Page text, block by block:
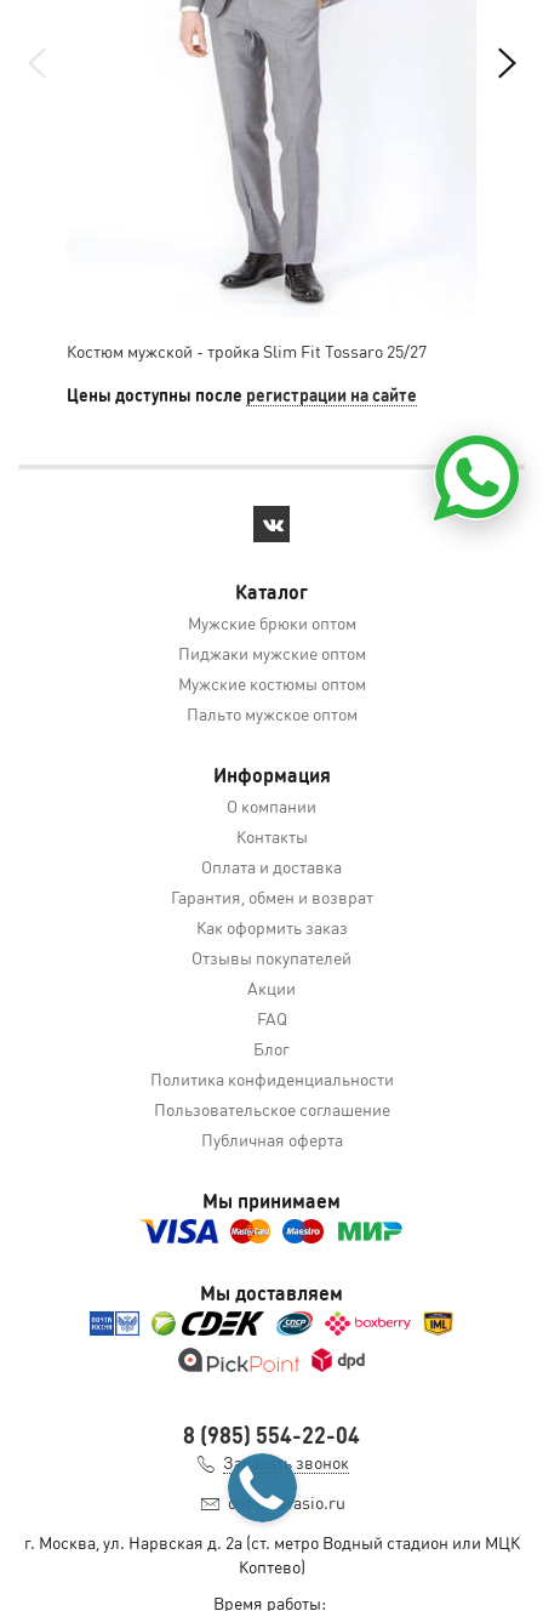
Костюм мужской - тройка Slim Fit Tossaro 25/27
Цены доступны после регистрации на сайте
Каталог
Мужские брюки оптом
Пиджаки мужские оптом
Мужские костюмы оптом
Пальто мужское оптом
Информация
О компании
Контакты
Оплата и доставка
Гарантия, обмен и возврат
Как оформить заказ
Отзывы покупателей
Акции
FAQ
Блог
Политика конфиденциальности
Пользовательское соглашение
Публичная оферта
Мы принимаем
Мы доставляем
8 (985) 554-22-04
Заказать звонок
opt@slavasio.ru
г. Москва, ул. Нарвская д. 2а(ст. метро Водный стадион или МЦК
Коптево)
Время работы: